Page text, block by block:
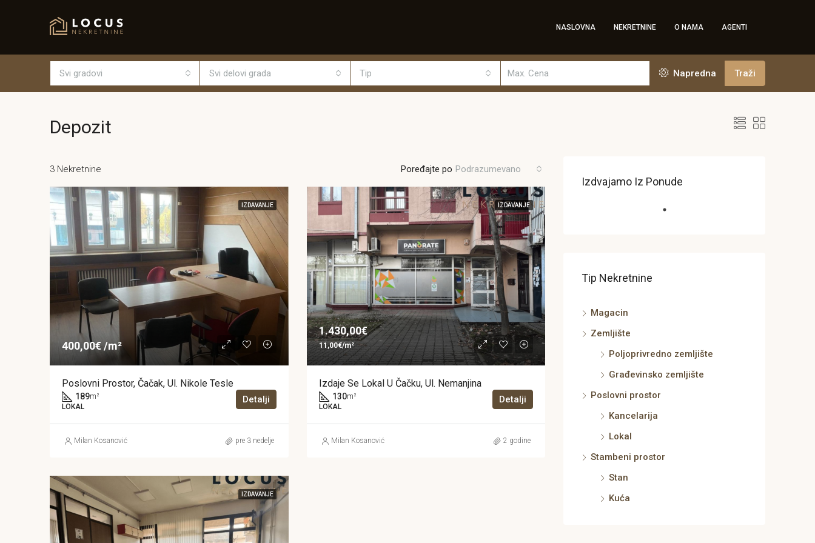
NASLOVNA NEKRETNINE O NAMA AGENTI
Svi gradovi Svi delovi grada Tip Napredna Traži
Depozit
3 Nekretnine Poređajte po Podrazumevano
IZDAVANJE
400,00€ /m²
Poslovni Prostor, Čačak, Ul. Nikole Tesle
189m²
LOKAL
Detalji
Milan Kosanović pre 3 nedelje
IZDAVANJE
1.430,00€
11,00€/m²
Izdaje Se Lokal U Čačku, Ul. Nemanjina
130m²
LOKAL
Detalji
Milan Kosanović 2 godine
IZDAVANJE
Izdvajamo Iz Ponude
Tip Nekretnine
Magacin
Zemljište
Poljoprivredno zemljište
Građevinsko zemljište
Poslovni prostor
Kancelarija
Lokal
Stambeni prostor
Stan
Kuća